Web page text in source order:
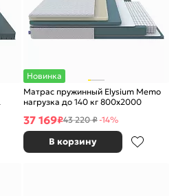
Новинка
Матрас пружинный Elysium Memo
нагрузка до 140 кг 800x2000
37 169₽43 220 ₽-14%
В корзину